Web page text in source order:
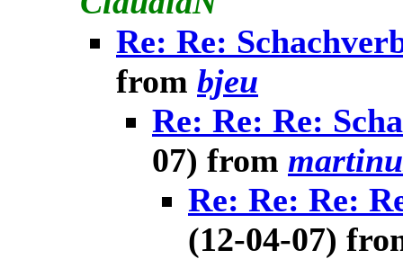
Re: Re:
from bjeu
Re: Re: Re:
07) from
Re: Re: Re:
(12-04-07)